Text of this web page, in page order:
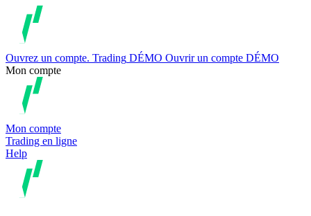
Ouvrez un compte. Trading DÉMO Ouvrir un compte DÉMO
Mon compte
Mon compte
Trading en ligne
Help